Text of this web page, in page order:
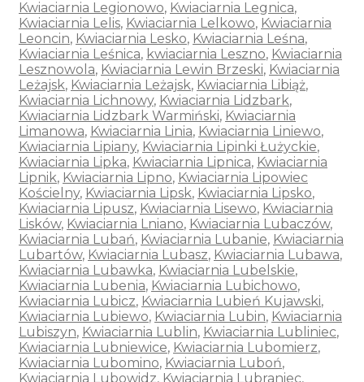
Kwiaciarnia Legionowo, Kwiaciarnia Legnica,
Kwiaciarnia Lelis, Kwiaciarnia Lelkowo, Kwiaciarnia
Leoncin, Kwiaciarnia Lesko, Kwiaciarnia Leśna,
Kwiaciarnia Leśnica, kwiaciarnia Leszno, Kwiaciarnia
Lesznowola, Kwiaciarnia Lewin Brzeski, Kwiaciarnia
Leżajsk, Kwiaciarnia Leżajsk, Kwiaciarnia Libiąż,
Kwiaciarnia Lichnowy, Kwiaciarnia Lidzbark,
Kwiaciarnia Lidzbark Warmiński, Kwiaciarnia
Limanowa, Kwiaciarnia Linia, Kwiaciarnia Liniewo,
Kwiaciarnia Lipiany, Kwiaciarnia Lipinki Łużyckie,
Kwiaciarnia Lipka, Kwiaciarnia Lipnica, Kwiaciarnia
Lipnik, Kwiaciarnia Lipno, Kwiaciarnia Lipowiec
Kościelny, Kwiaciarnia Lipsk, Kwiaciarnia Lipsko,
Kwiaciarnia Lipusz, Kwiaciarnia Lisewo, Kwiaciarnia
Lisków, Kwiaciarnia Lniano, Kwiaciarnia Lubaczów,
Kwiaciarnia Lubań, Kwiaciarnia Lubanie, Kwiaciarnia
Lubartów, Kwiaciarnia Lubasz, Kwiaciarnia Lubawa,
Kwiaciarnia Lubawka, Kwiaciarnia Lubelskie,
Kwiaciarnia Lubenia, Kwiaciarnia Lubichowo,
Kwiaciarnia Lubicz, Kwiaciarnia Lubień Kujawski,
Kwiaciarnia Lubiewo, Kwiaciarnia Lubin, Kwiaciarnia
Lubiszyn, Kwiaciarnia Lublin, Kwiaciarnia Lubliniec,
Kwiaciarnia Lubniewice, Kwiaciarnia Lubomierz,
Kwiaciarnia Lubomino, Kwiaciarnia Luboń,
Kwiaciarnia Lubowidz, Kwiaciarnia Lubraniec,